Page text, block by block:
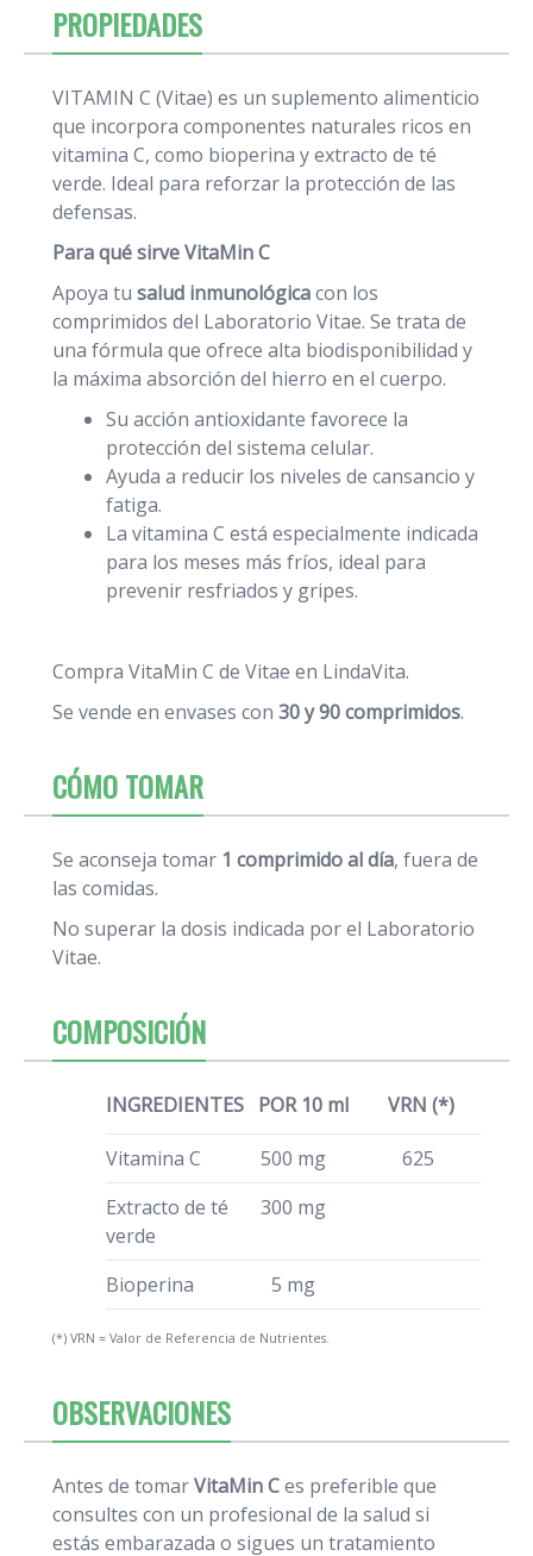
PROPIEDADES
VITAMIN C (Vitae) es un suplemento alimenticio
que incorpora componentes naturales ricos en
vitamina C, como bioperina y extracto de té
verde. Ideal para reforzar la protección de las
defensas.
Para qué sirve VitaMin C
Apoya tu salud inmunológicacon los
comprimidos del Laboratorio Vitae. Se trata de
una fórmula que ofrece alta biodisponibilidad y
la máxima absorción del hierro en el cuerpo.
Su acción antioxidante favorece la
protección del sistema celular.
Ayuda a reducir los niveles de cansancio y
fatiga.
La vitamina C está especialmente indicada
para los meses más fríos, ideal para
prevenir resfriados y gripes.
Compra VitaMin C de Vitae en LindaVita.
Se vende en envases con 30 y 90 comprimidos.
CÓMO TOMAR
Se aconseja tomar 1 comprimido al día, fuera de
las comidas.
No superar la dosis indicada por el Laboratorio
Vitae.
COMPOSICIÓN
INGREDIENTES POR 10 ml VRN (*)
Vitamina C 500 mg
625
Extracto de té
verde
300 mg
Bioperina 5 mg
(*) VRN = Valor de Referencia de Nutrientes.
OBSERVACIONES
Antes de tomarVitaMin Ces preferible que
consultes con un profesional de la salud si
estás embarazada o sigues un tratamiento